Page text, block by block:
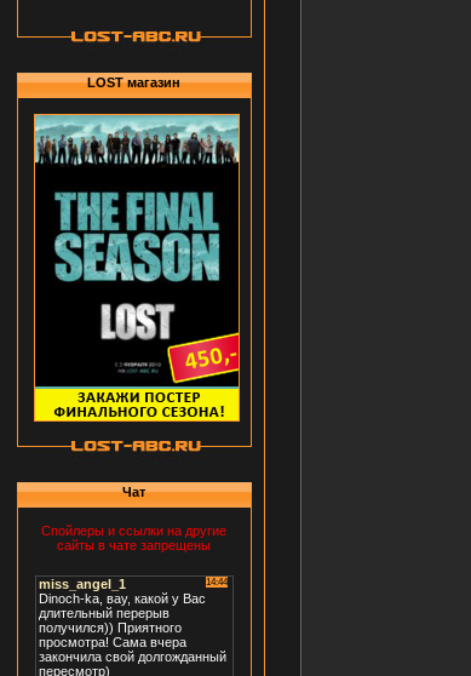
LOST магазин
Чат
Спойлеры и ссылки на другие
сайты в чате запрещены